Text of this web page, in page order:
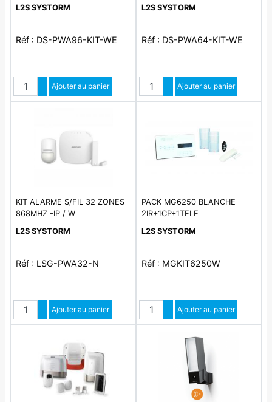
L2S SYSTORM
Réf : DS-PWA96-KIT-WE
QuantitéAugmenter quantité
Diminuer quantité
Ajouter au panier
L2S SYSTORM
Réf : DS-PWA64-KIT-WE
QuantitéAugmenter quantité
Diminuer quantité
Ajouter au panier
KIT ALARME S/FIL 32 ZONES
868MHZ -IP / W
L2S SYSTORM
Réf : LSG-PWA32-N
QuantitéAugmenter quantité
Diminuer quantité
Ajouter au panier
PACK MG6250 BLANCHE
2IR+1CP+1TELE
L2S SYSTORM
Réf : MGKIT6250W
QuantitéAugmenter quantité
Diminuer quantité
Ajouter au panier